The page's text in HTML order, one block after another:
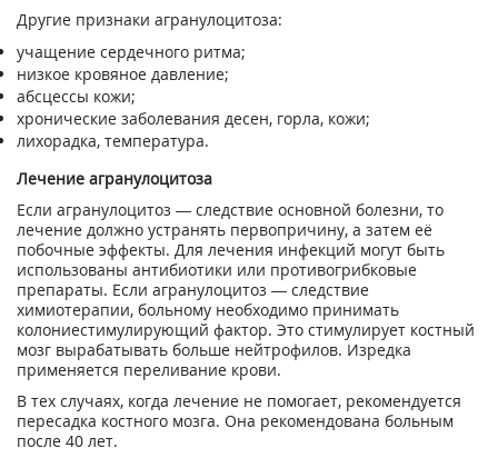
Другие признаки агранулоцитоза:
учащение сердечного ритма;
низкое кровяное давление;
абсцессы кожи;
хронические заболевания десен, горла, кожи;
лихорадка, температура.
Лечение агранулоцитоза
Если агранулоцитоз — следствие основной болезни, то
лечение должно устранять первопричину, а затем её
побочные эффекты. Для лечения инфекций могут быть
использованы антибиотики или противогрибковые
препараты. Если агранулоцитоз — следствие
химиотерапии, больному необходимо принимать
колониестимулирующий фактор. Это стимулирует костный
мозг вырабатывать больше нейтрофилов. Изредка
применяется переливание крови.
В тех случаях, когда лечение не помогает, рекомендуется
пересадка костного мозга. Она рекомендована больным
после 40 лет.